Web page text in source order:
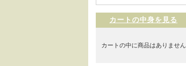
カートの中身を見る
カートの中に商品はありません